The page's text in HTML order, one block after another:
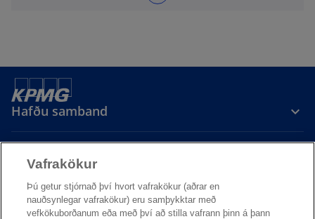
Hafðu samband
KPMG á Íslandi
Vafrakökur
Þú getur stjórnað því hvort vafrakökur (aðrar en
nauðsynlegar vafrakökur) eru samþykktar með
vefkökuborðanum eða með því að stilla vafrann þinn á þann